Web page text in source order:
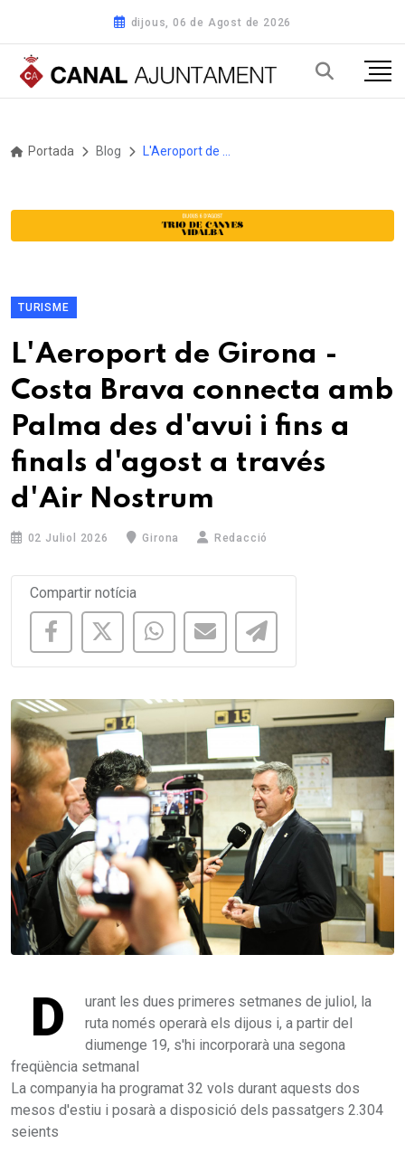
dijous, 06 de Agost de 2026
Portada Blog
TURISME
L'Aeroport de Girona -
Costa Brava connecta amb
Palma des d'avui i fins a
finals d'agost a través
d'Air Nostrum
02 Juliol 2026 Girona Redacció
Compartir notícia
D
urant les dues primeres setmanes de juliol, la
ruta només operarà els dijous i, a partir del
diumenge 19, s'hi incorporarà una segona
freqüència setmanal
La companyia ha programat 32 vols durant aquests dos
mesos d'estiu i posarà a disposició dels passatgers 2.304
seients